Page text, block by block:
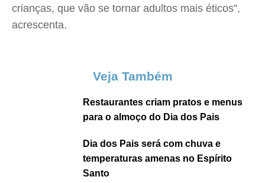
crianças, que vão se tornar adultos mais éticos”,
acrescenta.
Veja Também
Restaurantes criam pratos e menus
para o almoço do Dia dos Pais
Dia dos Pais será com chuva e
temperaturas amenas no Espírito
Santo